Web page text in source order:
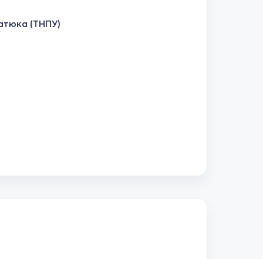
(ТНПУ)